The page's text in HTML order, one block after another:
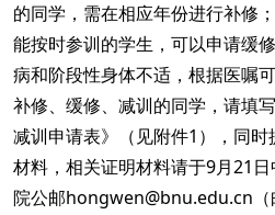
的同学，需在相应年份进行补修；
能按时参训的学生，可以申请缓
病和阶段性身体不适，根据医嘱
补修、缓修、减训的同学，请填
减训申请表》（见附件1），同
材料，相关证明材料请于9月21
院公邮hongwen@bnu.edu.cn（